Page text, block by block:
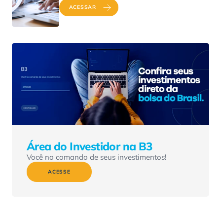
ACESSAR
Área do Investidor na B3
Você no comando de seus investimentos!
ACESSE